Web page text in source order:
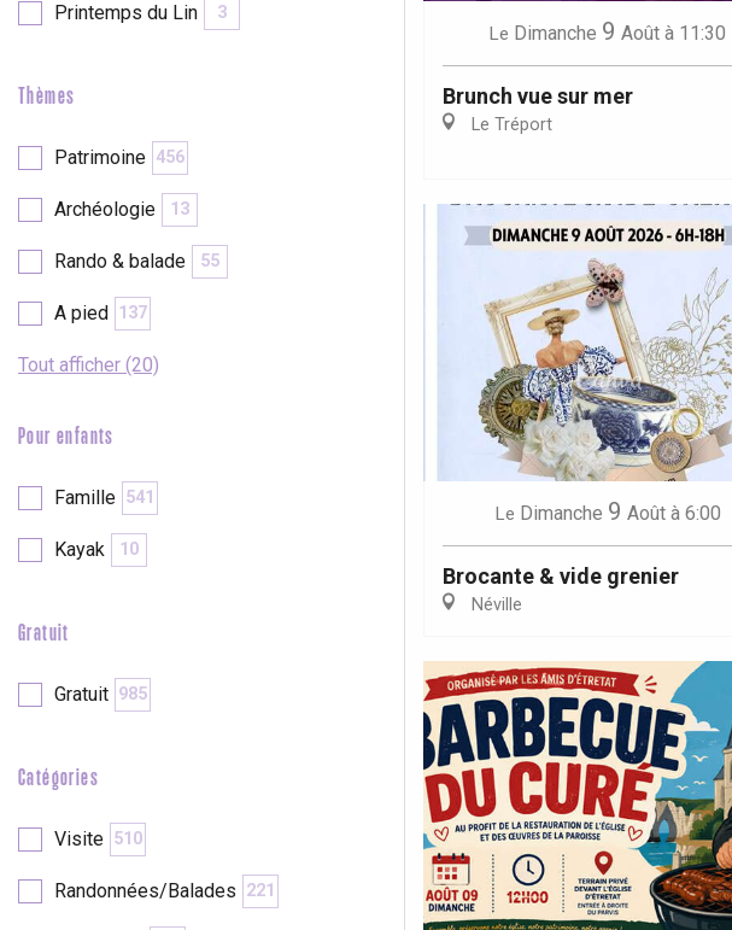
Printemps du Lin 3
Thèmes
Patrimoine 456
Archéologie 13
Rando & balade 55
A pied 137
Tout afficher (20)
Pour enfants
Famille 541
Kayak 10
Gratuit
Gratuit 985
Catégories
Visite 510
Randonnées/Balades 221
Le Dimanche 9 Août à 11:30
Brunch vue sur mer
Le Tréport
Le Dimanche 9 Août à 6:00
Brocante & vide grenier
Néville